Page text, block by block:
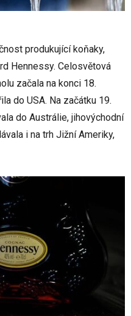
produkující koňaky,
Hennessy. Celosvětová
začala na konci 18.
do USA. Na začátku 19.
do Austrálie, jihovýchodní
i na trh Jižní Ameriky,